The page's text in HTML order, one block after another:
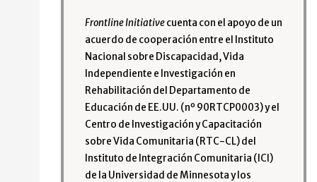
Frontline Initiativecuenta con el apoyo de un
acuerdo de cooperación entre el Instituto
Nacional sobre Discapacidad, Vida
Independiente e Investigación en
Rehabilitación del Departamento de
Educación de EE.UU. (nº 90RTCP0003) y el
Centro de Investigación y Capacitación
sobre Vida Comunitaria (RTC-CL) del
Instituto de Integración Comunitaria (ICI)
de la Universidad de Minnesota y los